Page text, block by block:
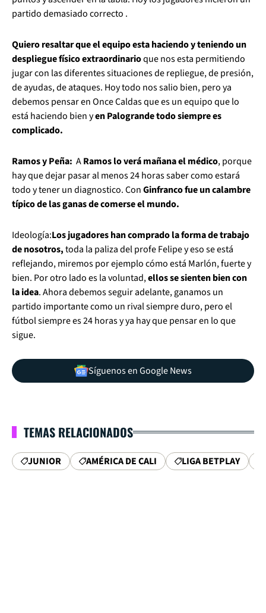
partido demasiado correcto .
Quiero resaltar que el equipo esta haciendo y teniendo un
despliegue físico extraordinarioque nos esta permitiendo
jugar con las diferentes situaciones de repliegue, de presión,
de ayudas, de ataques. Hoy todo nos salio bien, pero ya
debemos pensar en Once Caldas que es un equipo que lo
está haciendo bien yen Palogrande todo siempre es
complicado.
Ramos y Peña: ARamos lo verá mañana el médico, porque
hay que dejar pasar al menos 24 horas saber como estará
todo y tener un diagnostico. ConGinfranco fue un calambre
típico de las ganas de comerse el mundo.
Ideología:Los jugadores han comprado la forma de trabajo
de nosotros,toda la paliza del profe Felipe y eso se está
reflejando, miremos por ejemplo cómo está Marlón, fuerte y
bien. Por otro lado es la voluntad,ellos se sienten bien con
la idea. Ahora debemos seguir adelante, ganamos un
partido importante como un rival siempre duro, pero el
fútbol siempre es 24 horas y ya hay que pensar en lo que
sigue.
Síguenos en Google News
TEMAS RELACIONADOS
JUNIOR AMÉRICA DE CALI LIGA BETPLAY